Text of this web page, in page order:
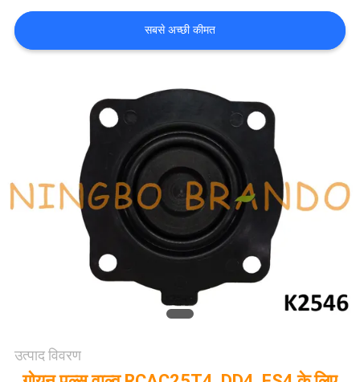
उद्धरण
मांगें
COMPANY
सबसे अच्छी कीमत
उत्पाद विवरण